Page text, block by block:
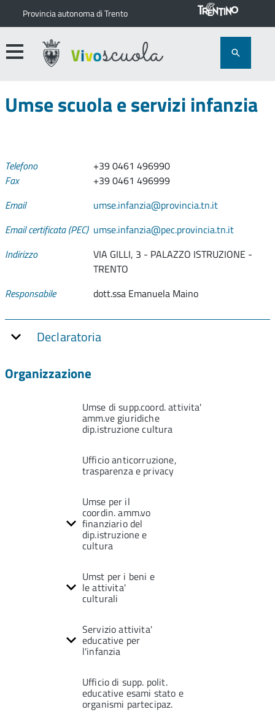
Provincia autonoma di Trento
Umse scuola e servizi infanzia
Telefono
+39 0461 496990
Fax
+39 0461 496999
Email
umse.infanzia@provincia.tn.it
Email certificata (PEC) umse.infanzia@pec.provincia.tn.it
Indirizzo
VIA GILLI, 3 - PALAZZO ISTRUZIONE -
TRENTO
Responsabile
dott.ssa Emanuela Maino
Declaratoria
Organizzazione
Umse di supp.coord. attivita'
amm.ve giuridiche
dip.istruzione cultura
Ufficio anticorruzione,
trasparenza e privacy
Umse per il
coordin. amm.vo
finanziario del
dip.istruzione e
cultura
Umst per i beni e
le attivita'
culturali
Servizio attivita'
educative per
l'infanzia
Ufficio di supp. polit.
educative esami stato e
organismi partecipaz.